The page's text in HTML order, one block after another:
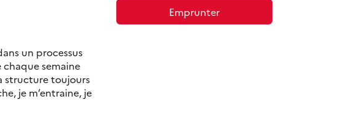
un processus
semaine
structure toujours
je m’entraine, je
Emprunter